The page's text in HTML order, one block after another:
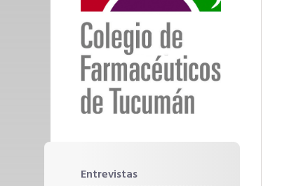
Entrevistas